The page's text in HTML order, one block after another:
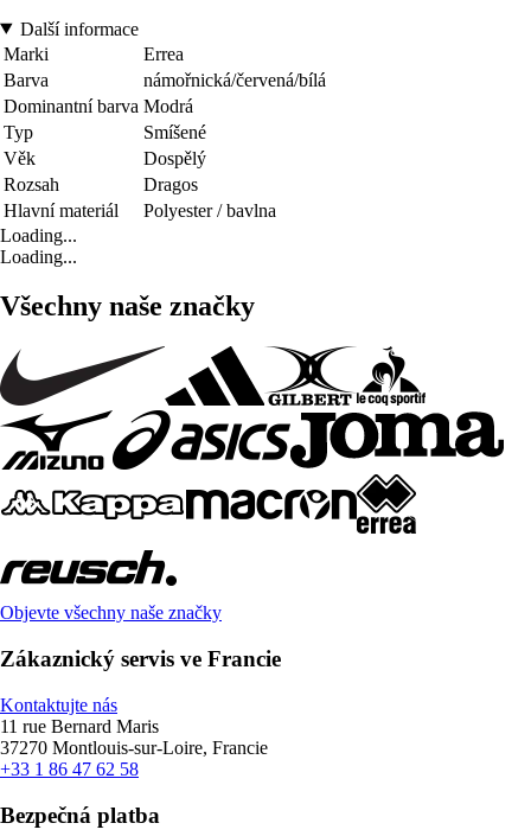
Další informace
Marki
Errea
Barva
námořnická/červená/bílá
Dominantní barva Modrá
Typ
Smíšené
Věk
Dospělý
Rozsah
Dragos
Hlavní materiál
Polyester / bavlna
Loading...
Loading...
Všechny naše značky
Objevte všechny naše značky
Zákaznický servis ve Francie
Kontaktujte nás
11 rue Bernard Maris
37270 Montlouis-sur-Loire, Francie
+33 1 86 47 62 58
Bezpečná platba